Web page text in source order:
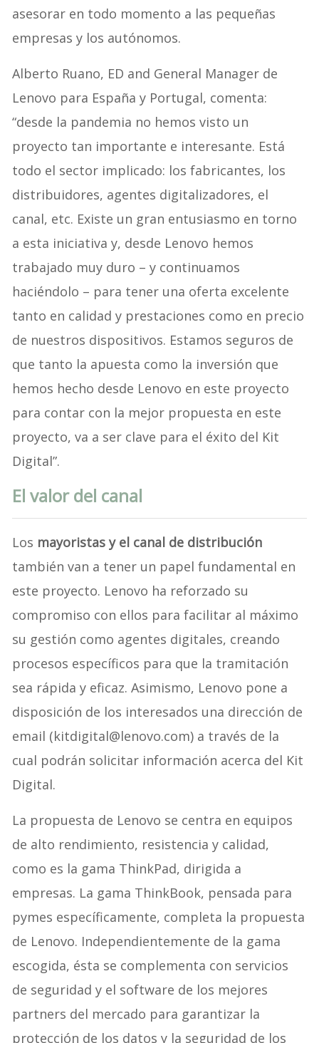
asesorar en todo momento a las pequeñas
empresas y los autónomos.
Alberto Ruano, ED and General Manager de
Lenovo para España y Portugal, comenta:
“desde la pandemia no hemos visto un
proyecto tan importante e interesante. Está
todo el sector implicado: los fabricantes, los
distribuidores, agentes digitalizadores, el
canal, etc. Existe un gran entusiasmo en torno
a esta iniciativa y, desde Lenovo hemos
trabajado muy duro – y continuamos
haciéndolo – para tener una oferta excelente
tanto en calidad y prestaciones como en precio
de nuestros dispositivos. Estamos seguros de
que tanto la apuesta como la inversión que
hemos hecho desde Lenovo en este proyecto
para contar con la mejor propuesta en este
proyecto, va a ser clave para el éxito del Kit
Digital”.
El valor del canal
Los mayoristas y el canal de distribución
también van a tener un papel fundamental en
este proyecto. Lenovo ha reforzado su
compromiso con ellos para facilitar al máximo
su gestión como agentes digitales, creando
procesos específicos para que la tramitación
sea rápida y eficaz. Asimismo, Lenovo pone a
disposición de los interesados una dirección de
email (kitdigital@lenovo.com) a través de la
cual podrán solicitar información acerca del Kit
Digital.
La propuesta de Lenovo se centra en equipos
de alto rendimiento, resistencia y calidad,
como es la gama ThinkPad, dirigida a
empresas. La gama ThinkBook, pensada para
pymes específicamente, completa la propuesta
de Lenovo. Independientemente de la gama
escogida, ésta se complementa con servicios
de seguridad y el software de los mejores
partners del mercado para garantizar la
protección de los datos y la seguridad de los